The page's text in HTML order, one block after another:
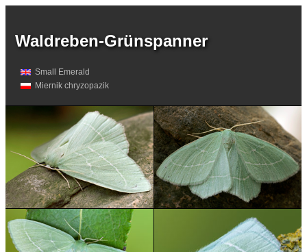
Waldreben-Grünspanner
Small Emerald
Miernik chryzopazik